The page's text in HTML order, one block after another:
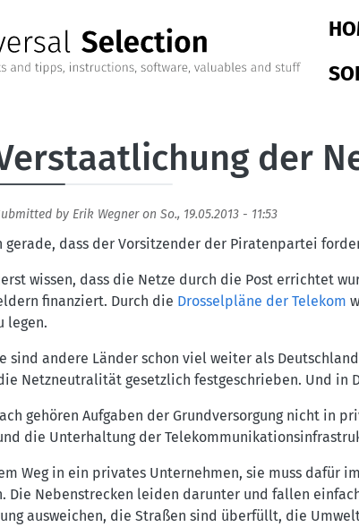
der
by Erik Wegneron So., 19.05.2013 - 11:53
gerade, dass der Vorsitzender der Piratenpartei
wissen, dass die Netze durch die Post errichtet
finanziert. Durch die Drosselpläne der Telekom
legen.
sind andere Länder schon viel weiter als
Netzneutralität gesetzlich festgeschrieben. Und in
gehören Aufgaben der Grundversorgung nicht in
die Unterhaltung der
Weg in ein privates Unternehmen, sie muss
Die Nebenstrecken leiden darunter und fallen
ausweichen, die Straßen sind überfüllt, die